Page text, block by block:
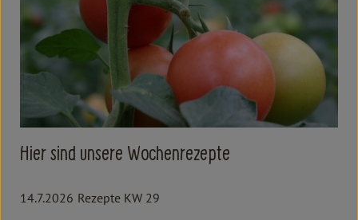
Hier sind unsere Wochenrezepte
14.7.2026 Rezepte KW 29